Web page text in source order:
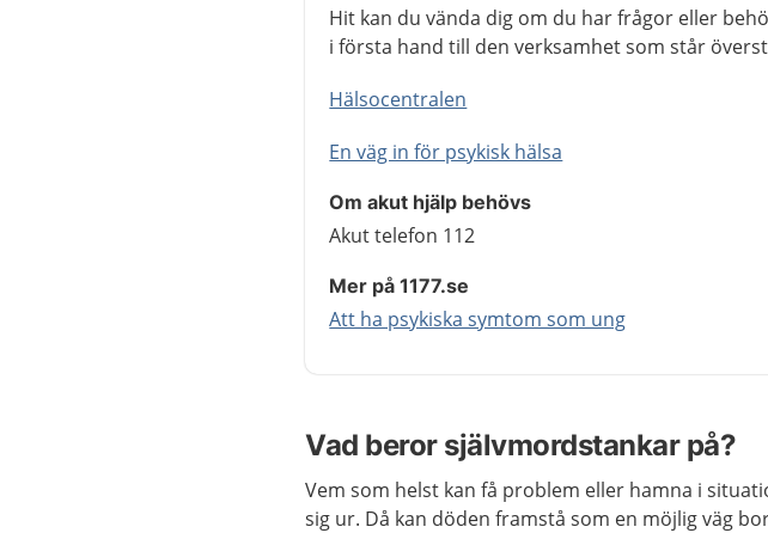
Hit kan du vända dig om du har frågor eller
i första hand till den verksamhet som står
Hälsocentralen
En väg in för psykisk hälsa
Om akut hjälp behövs
Akut telefon 112
Mer på 1177.se
Att ha psykiska symtom som ung
Vad beror självmordstankar på?
Vem som helst kan få problem eller hamna i
sig ur. Då kan döden framstå som en möjlig väg